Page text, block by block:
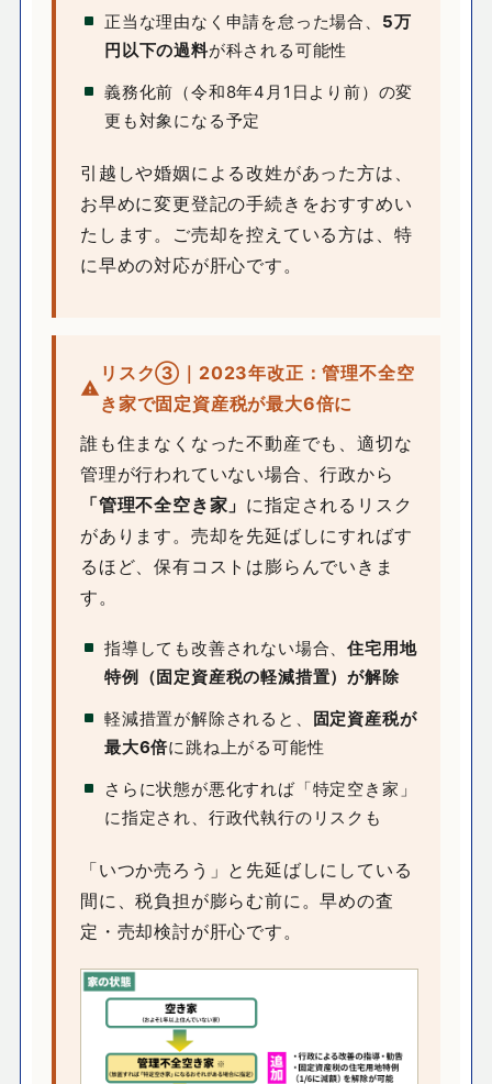
正当な理由なく申請を怠った場合、 5万
円以下の過料が科される可能性
義務化前（令和8年4月1日より前）の変
更も対象になる予定
引越しや婚姻による改姓があった方は、
お早めに変更登記の手続きをおすすめい
たします。ご売却を控えている方は、特
に早めの対応が肝心です。
リスク③｜2023年改正：管理不全空
き家で固定資産税が最大6倍に
誰も住まなくなった不動産でも、適切な
管理が行われていない場合、行政から
「管理不全空き家」 に指定されるリスク
があります。売却を先延ばしにすればす
るほど、保有コストは膨らんでいきま
す。
指導しても改善されない場合、住宅用地
特例（固定資産税の軽減措置）が解除
軽減措置が解除されると、
固定資産税が
最大6倍に跳ね上がる可能性
さらに状態が悪化すれば「特定空き家」
に指定され、行政代執行のリスクも
「いつか売ろう」と先延ばしにしている
間に、税負担が膨らむ前に。早めの査
定・売却検討が肝心です。